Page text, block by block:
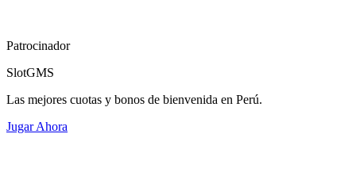
Patrocinador
SlotGMS
Las mejores cuotas y bonos de bienvenida en Perú.
Jugar Ahora